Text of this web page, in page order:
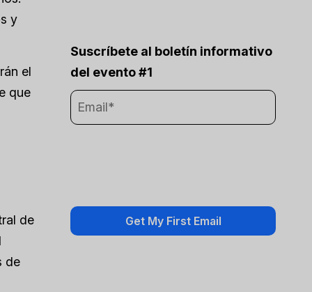
y
el
que
de
de
Suscríbete al boletín informativo
del evento #1